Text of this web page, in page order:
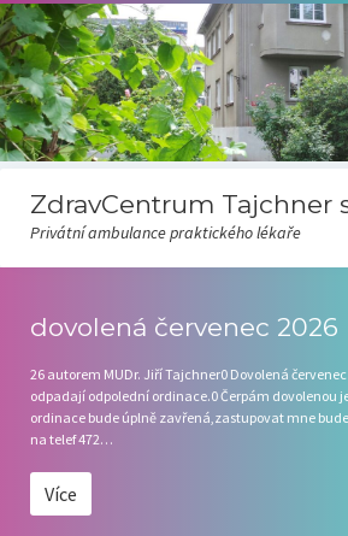
ZdravCentrum Tajchner
Privátní ambulance praktického lékaře
Odběr novinek
Ordinační hodiny
dovolená červenec 2026
26 autorem MUDr. Jiří Tajchner0 Dovolená
odpadají odpolední ordinace.0 Čerpám dovolenou
ordinace bude úplně zavřená,zastupovat mne
na telef 472…
Více